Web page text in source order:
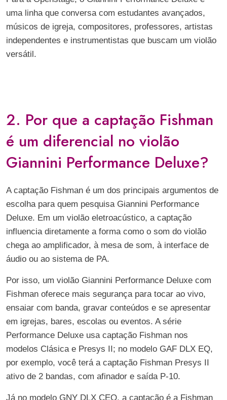
uma linha que conversa com estudantes avançados,
músicos de igreja, compositores, professores, artistas
independentes e instrumentistas que buscam um violão
versátil.
2. Por que a captação Fishman
é um diferencial no violão
Giannini Performance Deluxe?
A captação Fishman é um dos principais argumentos de
escolha para quem pesquisa Giannini Performance
Deluxe. Em um violão eletroacústico, a captação
influencia diretamente a forma como o som do violão
chega ao amplificador, à mesa de som, à interface de
áudio ou ao sistema de PA.
Por isso, um violão Giannini Performance Deluxe com
Fishman oferece mais segurança para tocar ao vivo,
ensaiar com banda, gravar conteúdos e se apresentar
em igrejas, bares, escolas ou eventos. A série
Performance Deluxe usa captação Fishman nos
modelos Clásica e Presys II; no modelo GAF DLX EQ,
por exemplo, você terá a captação Fishman Presys II
ativo de 2 bandas, com afinador e saída P-10.
Já no modelo GNY DLX CEQ, a captação é a Fishman